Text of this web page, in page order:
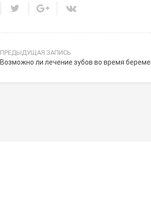
ПРЕДЫДУЩАЯ ЗАПИСЬ
Возможно ли лечение зубов во время